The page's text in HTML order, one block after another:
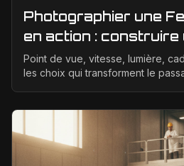
Photographier une
en action : construire
éditoriale qui
Point de vue, vitesse, lumière,
les choix qui transforment le